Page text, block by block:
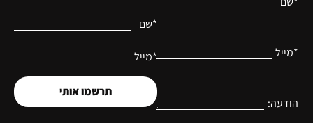
*מייל
הודעה:
*שם
*מייל
תרשמו אותי